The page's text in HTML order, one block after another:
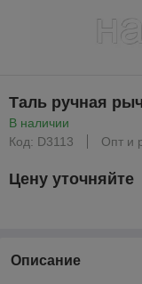
Таль ручная
В наличии
Код: D3113
Опт и
Цену уточняйте
Описание